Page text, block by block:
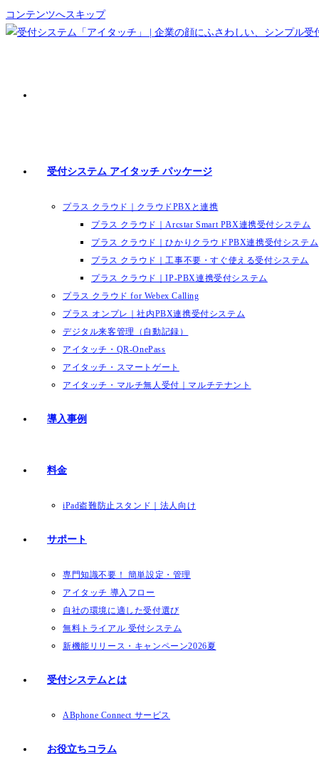
コンテンツへスキップ
受付システム アイタッチ パッケージ
プラス クラウド｜クラウドPBXと連携
プラス クラウド｜Arcstar Smart PBX連携受付システム
プラス クラウド｜ひかりクラウドPBX連携受付システム
プラス クラウド｜工事不要・すぐ使える受付システム
プラス クラウド｜IP-PBX連携受付システム
プラス クラウド for Webex Calling
プラス オンプレ｜社内PBX連携受付システム
デジタル来客管理（自動記録）
アイタッチ・QR-OnePass
アイタッチ・スマートゲート
アイタッチ・マルチ無人受付｜マルチテナント
導入事例
料金
iPad盗難防止スタンド｜法人向け
サポート
専門知識不要！ 簡単設定・管理
アイタッチ 導入フロー
自社の環境に適した受付選び
無料トライアル 受付システム
新機能リリース・キャンペーン2026夏
受付システムとは
ABphone Connect サービス
お役立ちコラム